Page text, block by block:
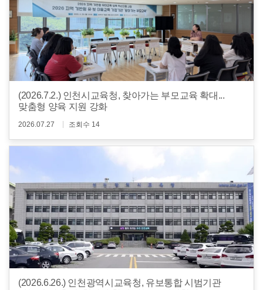
(2026.7.2.) 인천시교육청, 찾아가는 부모교육 확대...
맞춤형 양육 지원 강화
2026.07.27 조회수 14
(2026.6.26.) 인천광역시교육청, 유보통합 시범기관